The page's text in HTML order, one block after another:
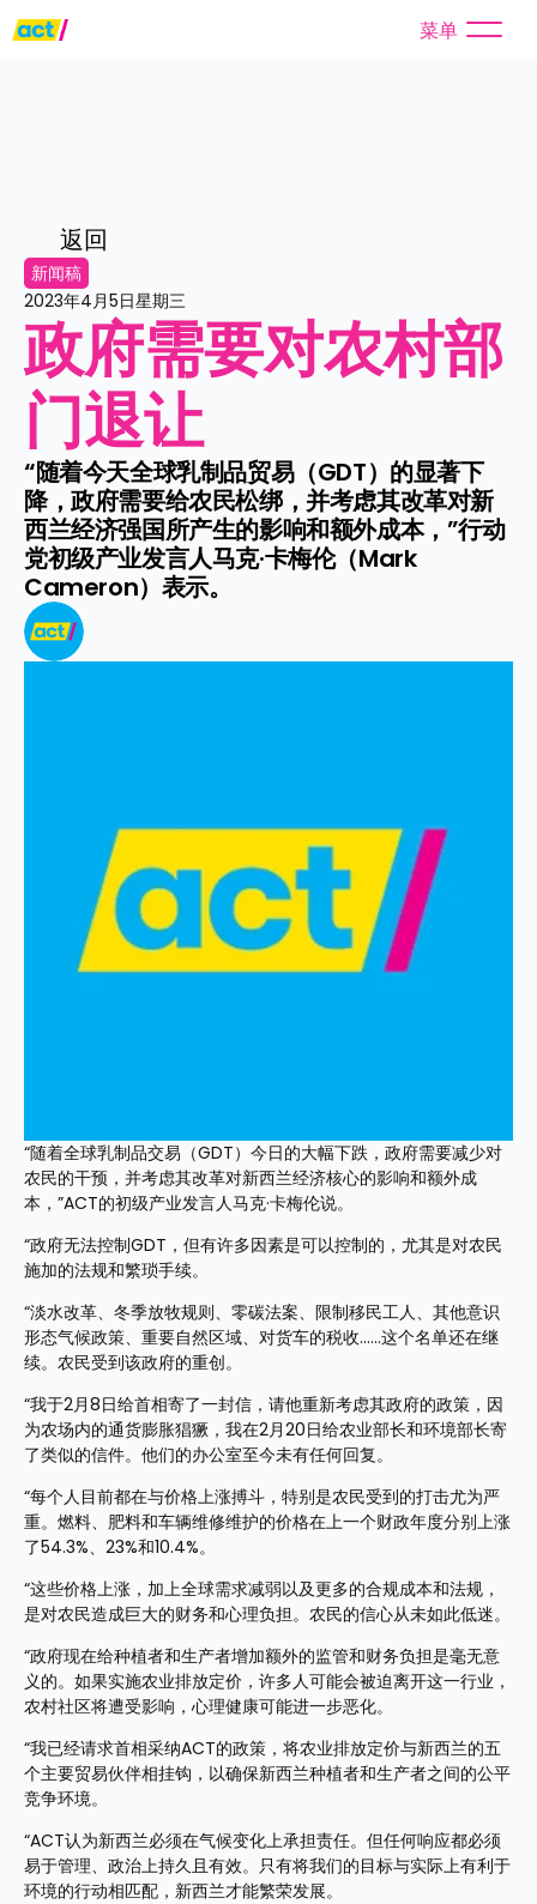
菜单
返回
新闻稿
2023年4月5日星期三
政府需要对农村部
门退让
“随着今天全球乳制品贸易（GDT）的显著下
降，政府需要给农民松绑，并考虑其改革对新
西兰经济强国所产生的影响和额外成本，”行动
党初级产业发言人马克·卡梅伦（Mark
Cameron）表示。
“随着全球乳制品交易（GDT）今日的大幅下跌，政府需要减少对
农民的干预，并考虑其改革对新西兰经济核心的影响和额外成
本，”ACT的初级产业发言人马克·卡梅伦说。
“政府无法控制GDT，但有许多因素是可以控制的，尤其是对农民
施加的法规和繁琐手续。
“淡水改革、冬季放牧规则、零碳法案、限制移民工人、其他意识
形态气候政策、重要自然区域、对货车的税收……这个名单还在继
续。农民受到该政府的重创。
“我于2月8日给首相寄了一封信，请他重新考虑其政府的政策，因
为农场内的通货膨胀猖獗，我在2月20日给农业部长和环境部长寄
了类似的信件。他们的办公室至今未有任何回复。
“每个人目前都在与价格上涨搏斗，特别是农民受到的打击尤为严
重。燃料、肥料和车辆维修维护的价格在上一个财政年度分别上涨
了54.3%、23%和10.4%。
“这些价格上涨，加上全球需求减弱以及更多的合规成本和法规，
是对农民造成巨大的财务和心理负担。农民的信心从未如此低迷。
“政府现在给种植者和生产者增加额外的监管和财务负担是毫无意
义的。如果实施农业排放定价，许多人可能会被迫离开这一行业，
农村社区将遭受影响，心理健康可能进一步恶化。
“我已经请求首相采纳ACT的政策，将农业排放定价与新西兰的五
个主要贸易伙伴相挂钩，以确保新西兰种植者和生产者之间的公平
竞争环境。
“ACT认为新西兰必须在气候变化上承担责任。但任何响应都必须
易于管理、政治上持久且有效。只有将我们的目标与实际上有利于
环境的行动相匹配，新西兰才能繁荣发展。